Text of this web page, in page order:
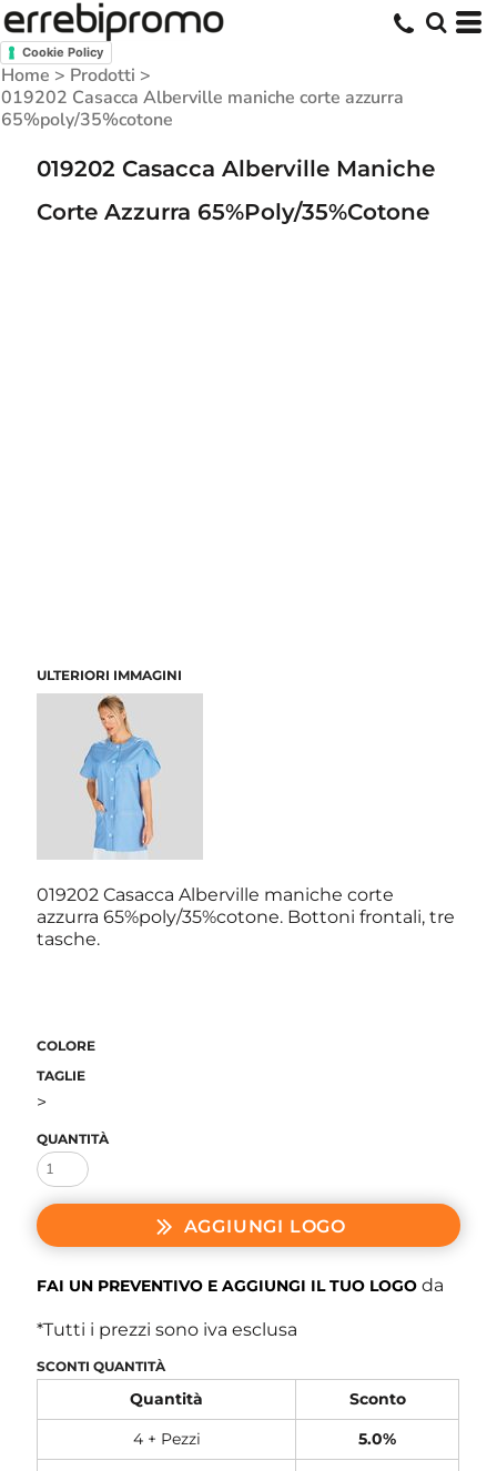
Cookie Policy
Home > Prodotti >
019202 Casacca Alberville maniche corte azzurra
65%poly/35%cotone
019202 Casacca Alberville Maniche
Corte Azzurra 65%poly/35%cotone
ULTERIORI IMMAGINI
019202 Casacca Alberville maniche corte
azzurra 65%poly/35%cotone. Bottoni frontali, tre
tasche.
COLORE
TAGLIE
>
QUANTITÀ
AGGIUNGI LOGO
FAI UN PREVENTIVO E AGGIUNGI IL TUO LOGO da
*Tutti i prezzi sono iva esclusa
SCONTI QUANTITÀ
Quantità
Sconto
4 + Pezzi
5.0%